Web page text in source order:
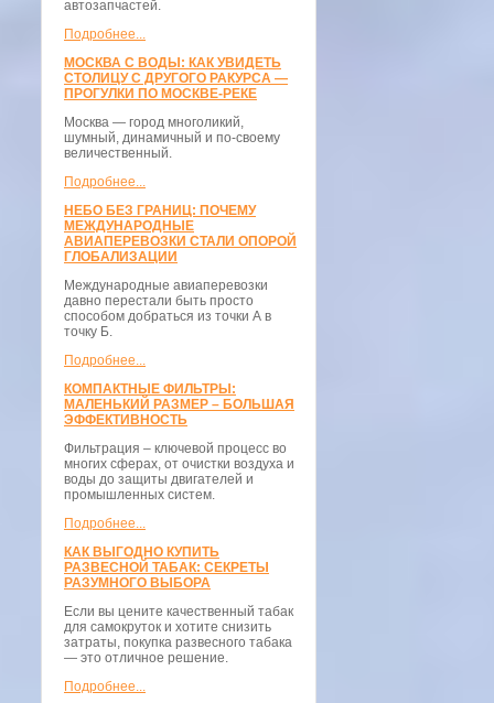
автозапчастей.
Подробнее...
МОСКВА С ВОДЫ: КАК УВИДЕТЬ
СТОЛИЦУ С ДРУГОГО РАКУРСА —
ПРОГУЛКИ ПО МОСКВЕ-РЕКЕ
Москва — город многоликий,
шумный, динамичный и по-своему
величественный.
Подробнее...
НЕБО БЕЗ ГРАНИЦ: ПОЧЕМУ
МЕЖДУНАРОДНЫЕ
АВИАПЕРЕВОЗКИ СТАЛИ ОПОРОЙ
ГЛОБАЛИЗАЦИИ
Международные авиаперевозки
давно перестали быть просто
способом добраться из точки А в
точку Б.
Подробнее...
КОМПАКТНЫЕ ФИЛЬТРЫ:
МАЛЕНЬКИЙ РАЗМЕР – БОЛЬШАЯ
ЭФФЕКТИВНОСТЬ
Фильтрация – ключевой процесс во
многих сферах, от очистки воздуха и
воды до защиты двигателей и
промышленных систем.
Подробнее...
КАК ВЫГОДНО КУПИТЬ
РАЗВЕСНОЙ ТАБАК: СЕКРЕТЫ
РАЗУМНОГО ВЫБОРА
Если вы цените качественный табак
для самокруток и хотите снизить
затраты, покупка развесного табака
— это отличное решение.
Подробнее...